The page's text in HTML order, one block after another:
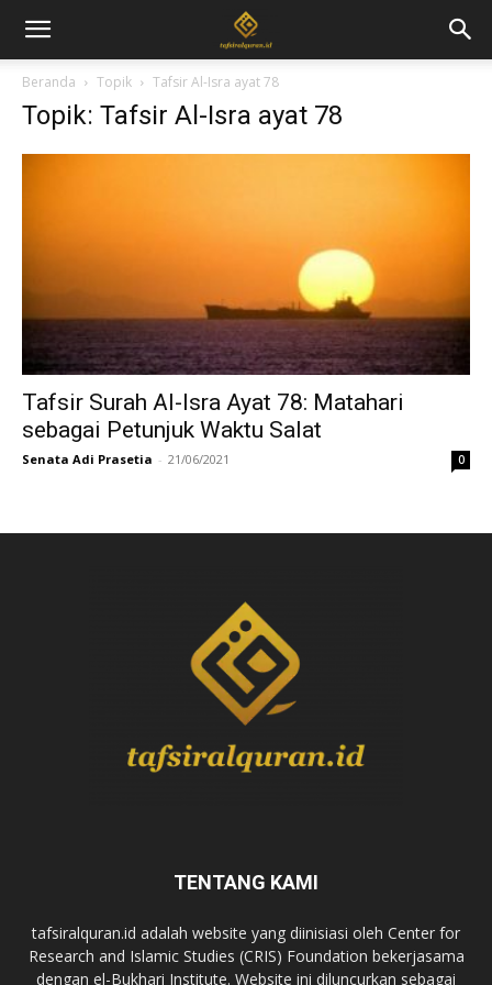
Beranda Topik Tafsir Al-Isra ayat 78
Topik: Tafsir Al-Isra ayat 78
Tafsir Surah Al-Isra Ayat 78: Matahari
sebagai Petunjuk Waktu Salat
Senata Adi Prasetia - 21/06/2021 0
TENTANG KAMI
tafsiralquran.id adalah website yang diinisiasi oleh Center for
Research and Islamic Studies (CRIS) Foundation bekerjasama
dengan el-Bukhari Institute. Website ini diluncurkan sebagai